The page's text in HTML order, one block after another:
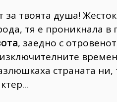
твоята душа!
тя е проникнала в
, заедно с
страната ни,